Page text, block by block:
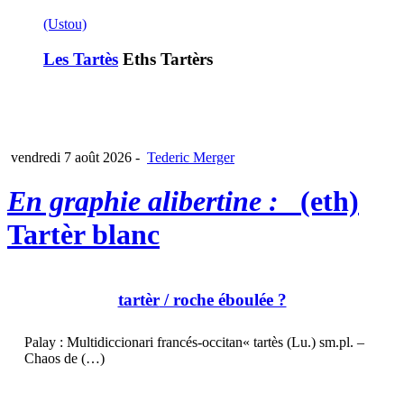
(Ustou)
Les Tartès Eths Tartèrs
vendredi 7 août 2026 - Tederic Merger
En graphie alibertine : (eth)
Tartèr blanc
tartèr/ roche éboulée ?
Palay : Multidiccionari francés-occitan« tartès (Lu.) sm.pl. –
Chaos de (…)